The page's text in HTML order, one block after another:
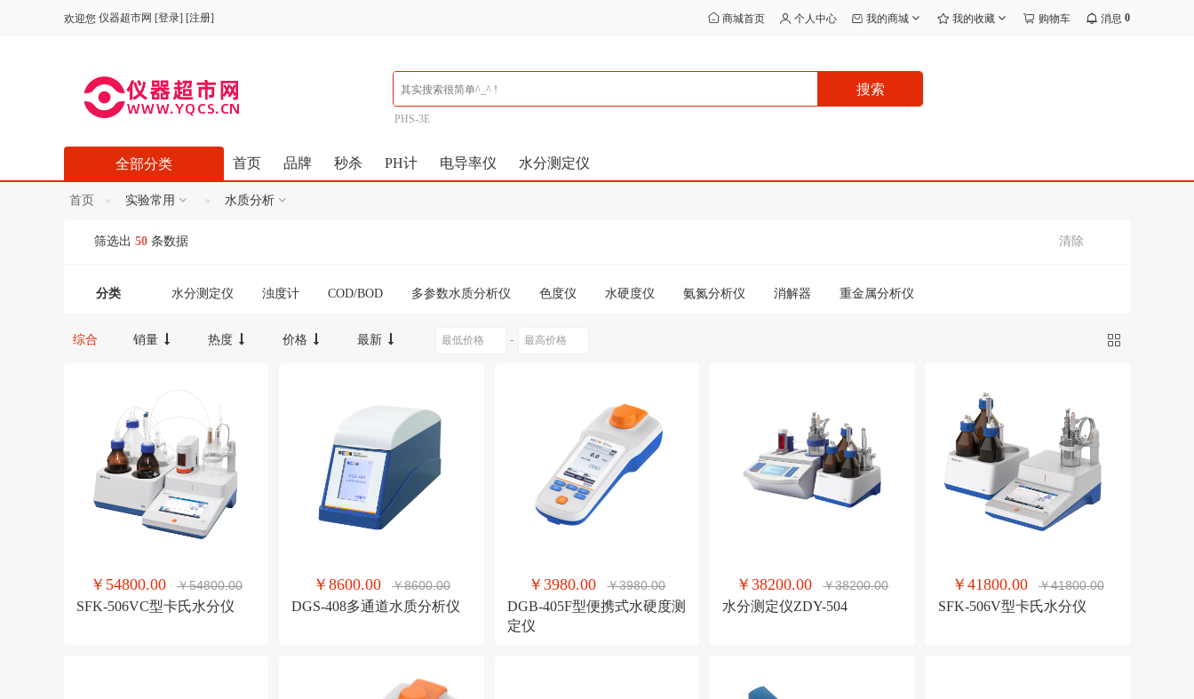
欢迎您 仪器超市网 [登录] [注册] 商城首页 个人中心 我的商城 我的收藏 购物车 消息 0
搜索
PHS-3E
首页 品牌 秒杀 PH计 电导率仪 水分测定仪
全部分类
首页 实验常用 水质分析
筛选出 50 条数据 清除
分类 水分测定仪 浊度计 COD/BOD 多参数水质分析仪 色度仪 水硬度仪 氨氮分析仪 消解器 重金属分析仪
综合 销量 热度 价格 最新 -
￥54800.00 ￥54800.00
SFK-506VC型卡氏水分仪
￥8600.00 ￥8600.00
DGS-408多通道水质分析仪
￥3980.00 ￥3980.00
DGB-405F型便携式水硬度测
定仪
￥38200.00 ￥38200.00
水分测定仪ZDY-504
￥41800.00 ￥41800.00
SFK-506V型卡氏水分仪